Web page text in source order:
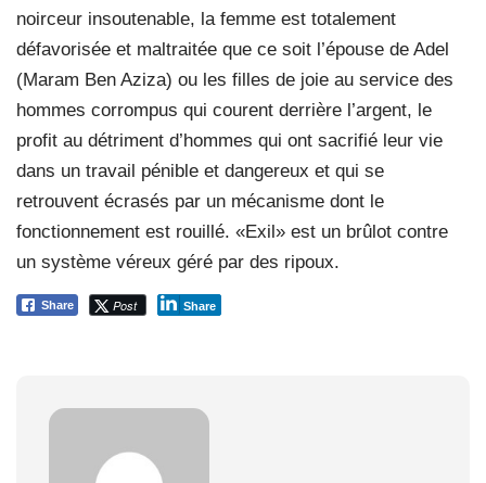
noirceur insoutenable, la femme est totalement
défavorisée et maltraitée que ce soit l’épouse de Adel
(Maram Ben Aziza) ou les filles de joie au service des
hommes corrompus qui courent derrière l’argent, le
profit au détriment d’hommes qui ont sacrifié leur vie
dans un travail pénible et dangereux et qui se
retrouvent écrasés par un mécanisme dont le
fonctionnement est rouillé. «Exil» est un brûlot contre
un système véreux géré par des ripoux.
Share Post Share